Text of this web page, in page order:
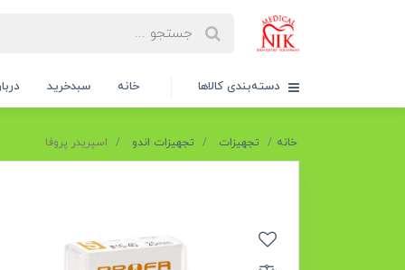
دسته‌بندی کالاها خانه سبدخرید
خانه تجهیزات تجهیزات اندو اسپریدر پروفا